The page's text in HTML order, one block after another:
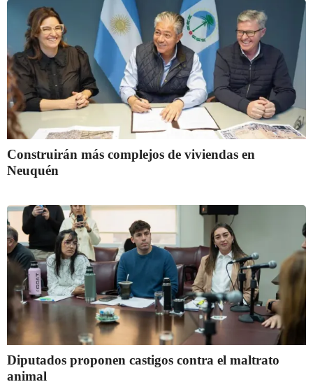
Construirán más complejos de viviendas en
Neuquén
Diputados proponen castigos contra el maltrato
animal